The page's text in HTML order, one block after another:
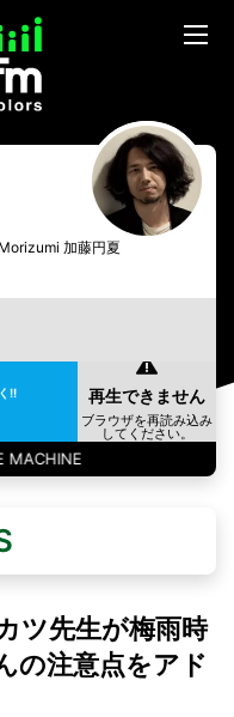
加藤円夏
!!
ツ先生が梅雨時
の注意点をアド